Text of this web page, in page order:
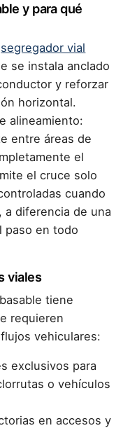
y para qué
segregador vial
se instala anclado
y reforzar
horizontal.
alineamiento:
entre áreas de
el
el cruce solo
cuando
diferencia de una
paso en todo
viales
tiene
requieren
vehiculares:
exclusivos para
o vehículos
en accesos y